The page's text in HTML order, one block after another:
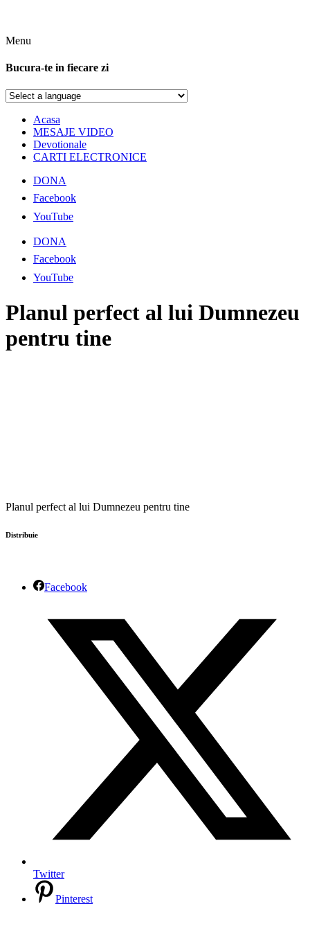
Menu
Bucura-te in fiecare zi
Acasa
MESAJE VIDEO
Devotionale
CARTI ELECTRONICE
DONA
Facebook
YouTube
DONA
Facebook
YouTube
Planul perfect al lui Dumnezeu
pentru tine
Planul perfect al lui Dumnezeu pentru tine
Distribuie
Facebook
Twitter
Pinterest